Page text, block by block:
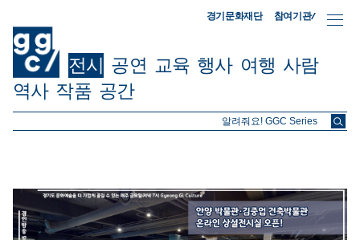
경기문화재단 참여기관/
전시 공연 교육 행사 여행 사람
역사 작품 공간
ggc/